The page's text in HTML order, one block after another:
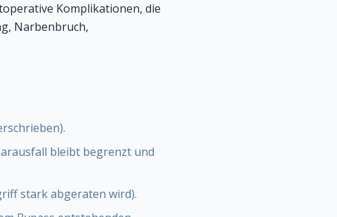
Komplikationen, die
Narbenbruch,
bleibt begrenzt und
stark abgeraten wird).